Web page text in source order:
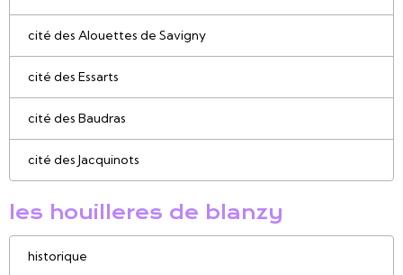
cité des Alouettes de Savigny
cité des Essarts
cité des Baudras
cité des Jacquinots
les houilleres de blanzy
historique